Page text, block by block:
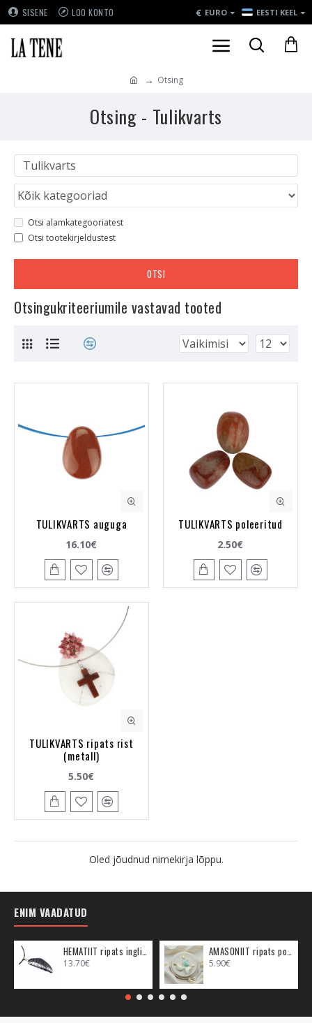
SISENE LOO KONTO € EURO EESTI KEEL
Otsing
Otsing - Tulikvarts
Otsi alamkategooriatest
Otsi tootekirjeldustest
OTSI
Otsingukriteeriumile vastavad tooted
TULIKVARTS auguga
16.10€
TULIKVARTS poleeritud
2.50€
TULIKVARTS ripats rist
(metall)
5.50€
Oled jõudnud nimekirja lõppu.
ENIM VAADATUD
13.70€ 5.90€